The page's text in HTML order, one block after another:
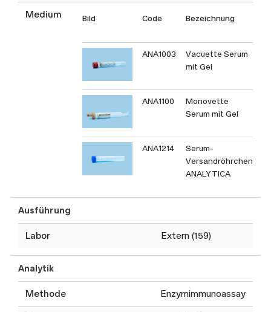
Medium Bild Code Bezeichnung
ANA1003
Vacuette Serum
mit Gel
ANA1100
Monovette
Serum mit Gel
ANA1214
Serum-
Versandröhrchen
ANALYTICA
Ausführung
Labor Extern (159)
Analytik
Methode Enzymimmunoassay